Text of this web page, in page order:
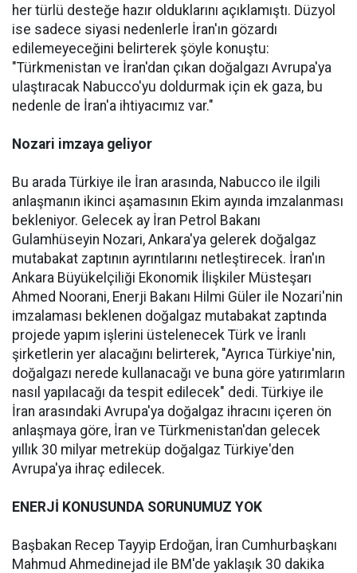
her türlü desteğe hazır olduklarını açıklamıştı. Düzyol
ise sadece siyasi nedenlerle İran'ın gözardı
edilemeyeceğini belirterek şöyle konuştu:
"Türkmenistan ve İran'dan çıkan doğalgazı Avrupa'ya
ulaştıracak Nabucco'yu doldurmak için ek gaza, bu
nedenle de İran'a ihtiyacımız var."
Nozari imzaya geliyor
Bu arada Türkiye ile İran arasında, Nabucco ile ilgili
anlaşmanın ikinci aşamasının Ekim ayında imzalanması
bekleniyor. Gelecek ay İran Petrol Bakanı
Gulamhüseyin Nozari, Ankara'ya gelerek doğalgaz
mutabakat zaptının ayrıntılarını netleştirecek. İran'ın
Ankara Büyükelçiliği Ekonomik İlişkiler Müsteşarı
Ahmed Noorani, Enerji Bakanı Hilmi Güler ile Nozari'nin
imzalaması beklenen doğalgaz mutabakat zaptında
projede yapım işlerini üstelenecek Türk ve İranlı
şirketlerin yer alacağını belirterek, "Ayrıca Türkiye'nin,
doğalgazı nerede kullanacağı ve buna göre yatırımların
nasıl yapılacağı da tespit edilecek" dedi. Türkiye ile
İran arasındaki Avrupa'ya doğalgaz ihracını içeren ön
anlaşmaya göre, İran ve Türkmenistan'dan gelecek
yıllık 30 milyar metreküp doğalgaz Türkiye'den
Avrupa'ya ihraç edilecek.
ENERJİ KONUSUNDA SORUNUMUZ YOK
Başbakan Recep Tayyip Erdoğan, İran Cumhurbaşkanı
Mahmud Ahmedinejad ile BM'de yaklaşık 30 dakika